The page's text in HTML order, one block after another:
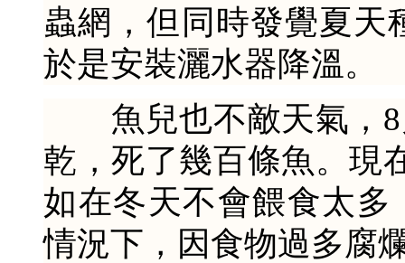
蟲網，但同時發覺夏天
於是安裝灑水器降溫。
魚兒也不敵天氣，8
乾，死了幾百條魚。現
如在冬天不會餵食太
情況下，因食物過多腐